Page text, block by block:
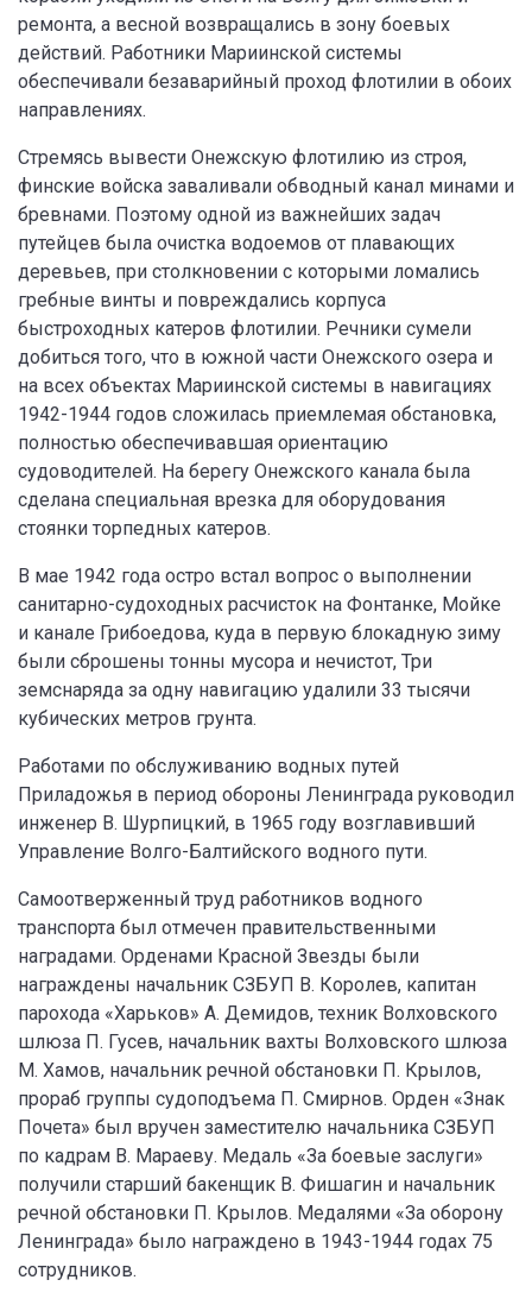
ремонта, а весной возвращались в зону боевых
действий. Работники Мариинской системы
обеспечивали безаварийный проход флотилии в обоих
направлениях.
Стремясь вывести Онежскую флотилию из строя,
финские войска заваливали обводный канал минами и
бревнами. Поэтому одной из важнейших задач
путейцев была очистка водоемов от плавающих
деревьев, при столкновении с которыми ломались
гребные винты и повреждались корпуса
быстроходных катеров флотилии. Речники сумели
добиться того, что в южной части Онежского озера и
на всех объектах Мариинской системы в навигациях
1942-1944 годов сложилась приемлемая обстановка,
полностью обеспечивавшая ориентацию
судоводителей. На берегу Онежского канала была
сделана специальная врезка для оборудования
стоянки торпедных катеров.
В мае 1942 года остро встал вопрос о выполнении
санитарно-судоходных расчисток на Фонтанке, Мойке
и канале Грибоедова, куда в первую блокадную зиму
были сброшены тонны мусора и нечистот, Три
земснаряда за одну навигацию удалили 33 тысячи
кубических метров грунта.
Работами по обслуживанию водных путей
Приладожья в период обороны Ленинграда руководил
инженер В. Шурпицкий, в 1965 году возглавивший
Управление Волго-Балтийского водного пути.
Самоотверженный труд работников водного
транспорта был отмечен правительственными
наградами. Орденами Красной Звезды были
награждены начальник СЗБУП В. Королев, капитан
парохода «Харьков» А. Демидов, техник Волховского
шлюза П. Гусев, начальник вахты Волховского шлюза
М. Хамов, начальник речной обстановки П. Крылов,
прораб группы судоподъема П. Смирнов. Орден «Знак
Почета» был вручен заместителю начальника СЗБУП
по кадрам В. Мараеву. Медаль «За боевые заслуги»
получили старший бакенщик В. Фишагин и начальник
речной обстановки П. Крылов. Медалями «За оборону
Ленинграда» было награждено в 1943-1944 годах 75
сотрудников.